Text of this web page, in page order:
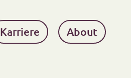
Karriere About